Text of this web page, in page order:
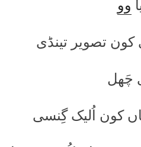
وو
تصویر تینڈی
چَھل
کون اُلیک گِنسی